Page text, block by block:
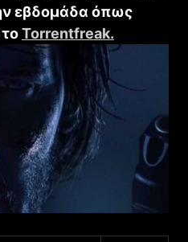
εβδομάδα όπως
Torrentfreak.